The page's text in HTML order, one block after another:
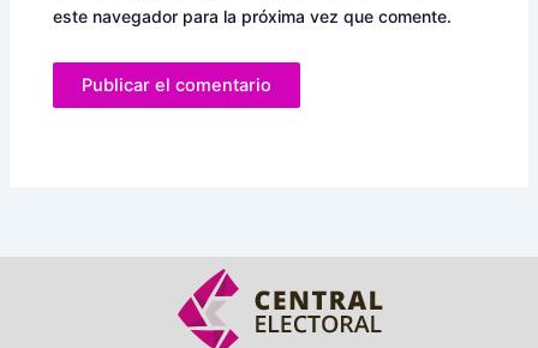
este navegador para la próxima vez que comente.